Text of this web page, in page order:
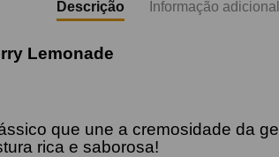
Descrição Informação adicional
Lemonade
que une a cremosidade da
rica e saborosa!